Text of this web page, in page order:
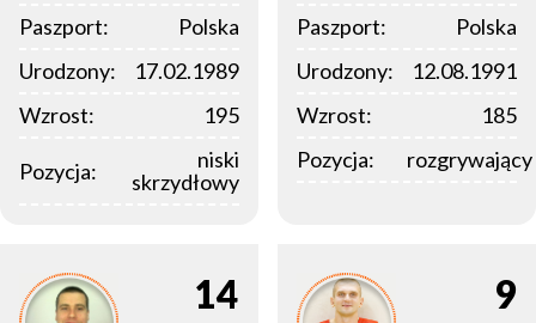
Paszport:
Polska
Urodzony:
17.02.1989
Wzrost:
195
Pozycja:
niski
skrzydłowy
Paszport:
Polska
Urodzony:
12.08.1991
Wzrost:
185
Pozycja:
rozgrywający
14 9